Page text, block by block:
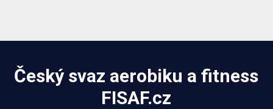
Český svaz aerobiku a fitness
FISAF.cz